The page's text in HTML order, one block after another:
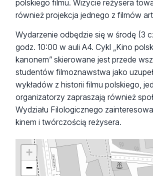
polskiego filmu. Wizycie reżysera
również projekcja jednego z filmów
Wydarzenie odbędzie się w środę (3
godz. 10:00 w auli A4. Cykl „Kino
kanonem” skierowane jest przede
studentów filmoznawstwa jako
wykładów z historii filmu polskiego,
organizatorzy zapraszają również
Wydziału Filologicznego
kinem i twórczością reżysera.
+
−